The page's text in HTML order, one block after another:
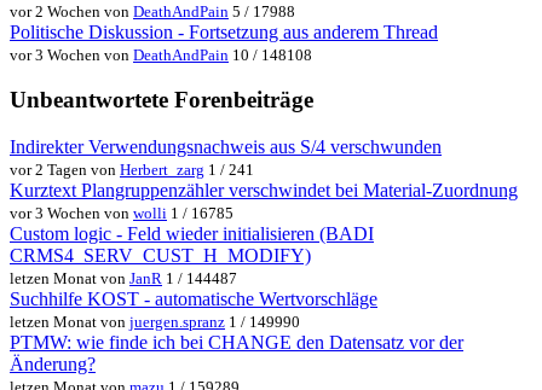
vor 2 Wochen von DeathAndPain 5 / 17988
Politische Diskussion - Fortsetzung aus anderem Thread
vor 3 Wochen von DeathAndPain 10 / 148108
Unbeantwortete Forenbeiträge
Indirekter Verwendungsnachweis aus S/4 verschwunden
vor 2 Tagen von Herbert_zarg 1 / 241
Kurztext Plangruppenzähler verschwindet bei Material-Zuordnung
vor 3 Wochen von wolli 1 / 16785
Custom logic - Feld wieder initialisieren (BADI
CRMS4_SERV_CUST_H_MODIFY)
letzen Monat von JanR 1 / 144487
Suchhilfe KOST - automatische Wertvorschläge
letzen Monat von juergen.spranz 1 / 149990
PTMW: wie finde ich bei CHANGE den Datensatz vor der
Änderung?